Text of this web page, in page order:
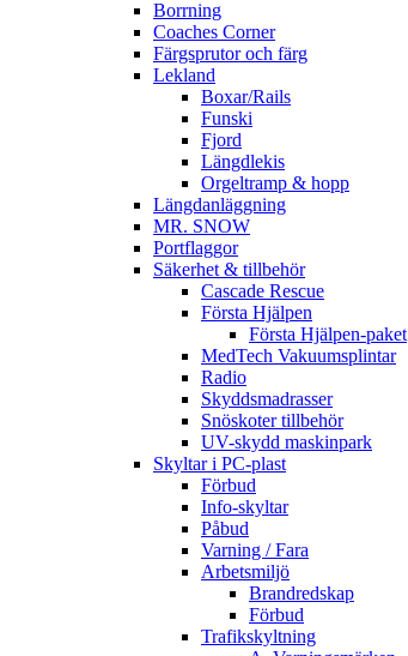
Borrning
Coaches Corner
Färgsprutor och färg
Lekland
Boxar/Rails
Funski
Fjord
Längdlekis
Orgeltramp & hopp
Längdanläggning
MR. SNOW
Portflaggor
Säkerhet & tillbehör
Cascade Rescue
Första Hjälpen
Första Hjälpen-paket
MedTech Vakuumsplintar
Radio
Skyddsmadrasser
Snöskoter tillbehör
UV-skydd maskinpark
Skyltar i PC-plast
Förbud
Info-skyltar
Påbud
Varning / Fara
Arbetsmiljö
Brandredskap
Förbud
Trafikskyltning